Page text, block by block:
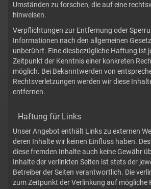
Umständen zu forschen, die auf eine
hinweisen.
Verpflichtungen zur Entfernung oder
Informationen nach den allgemeinen
unberührt. Eine diesbezügliche Haftung ist
Zeitpunkt der Kenntnis einer konkreten
möglich. Bei Bekanntwerden von
Rechtsverletzungen werden wir diese
entfernen.
Haftung für Links
Unser Angebot enthält Links zu externen
deren Inhalte wir keinen Einfluss haben.
diese fremden Inhalte auch keine Gewähr
Inhalte der verlinkten Seiten ist stets der
Betreiber der Seiten verantwortlich. Die
zum Zeitpunkt der Verlinkung auf mögliche